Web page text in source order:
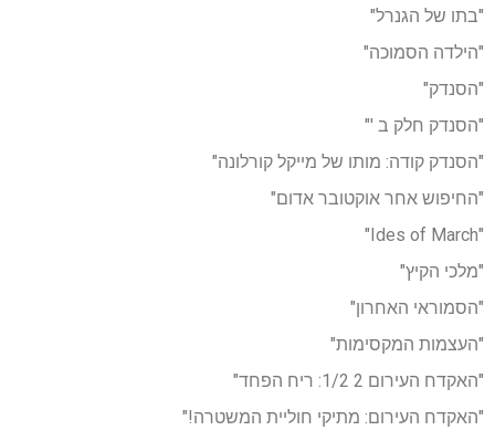
"בתו של הגנרל"
"הילדה הסמוכה"
"הסנדק"
"הסנדק חלק ב '"
"הסנדק קודה: מותו של מייקל קורלונה"
"החיפוש אחר אוקטובר אדום"
"Ides of March"
"מלכי הקיץ"
"הסמוראי האחרון"
"העצמות המקסימות"
"האקדח העירום 2 1/2: ריח הפחד"
"האקדח העירום: מתיקי חוליית המשטרה!"